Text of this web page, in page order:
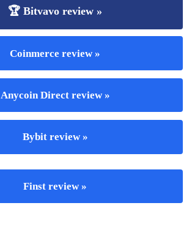
🏆 Bitvavo review »
Coinmerce review »
Anycoin Direct review »
Bybit review »
Finst review »